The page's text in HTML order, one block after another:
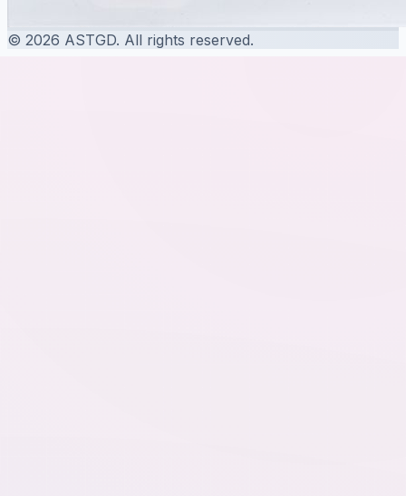
© 2026 ASTGD. All rights reserved.